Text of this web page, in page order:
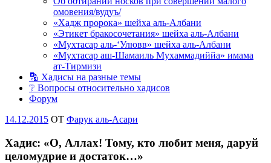
омовения/вудуъ/
«Хадж пророка» шейха аль-Албани
«Этикет бракосочетания» шейха аль-Албани
«Мухтасар аль-‘Улювв» шейха аль-Албани
«Мухтасар аш-Шамаиль Мухаммадиййа» имама
ат-Тирмизи
🔡 Хадисы на разные темы
❔ Вопросы относительно хадисов
Форум
Опубликовано
14.12.2015 OT Фарук аль-Асари
Хадис: «О, Аллах! Тому, кто любит меня, даруй
целомудрие и достаток…»